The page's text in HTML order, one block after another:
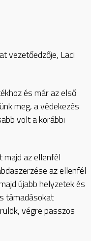
vezetőedzője, Laci
és már az első
meg, a védekezés
volt a korábbi
majd az ellenfél
az ellenfél
újabb helyzetek és
támadásokat
végre passzos